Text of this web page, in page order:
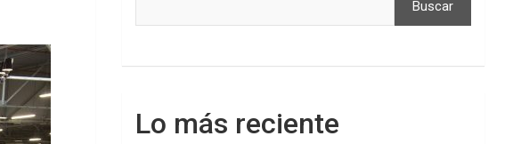
Buscar
Lo más reciente